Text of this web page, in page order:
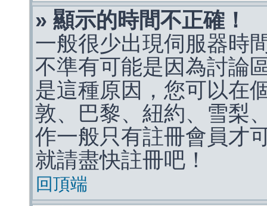
» 顯示的時間不正確！
一般很少出現伺服器時
不準有可能是因為討論
是這種原因，您可以在
敦、巴黎、紐約、雪梨
作一般只有註冊會員才
就請盡快註冊吧！
回頂端